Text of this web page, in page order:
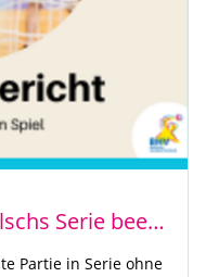
Dossenheim will Rot-Malschs Serie beenden
Partie in Serie ohne